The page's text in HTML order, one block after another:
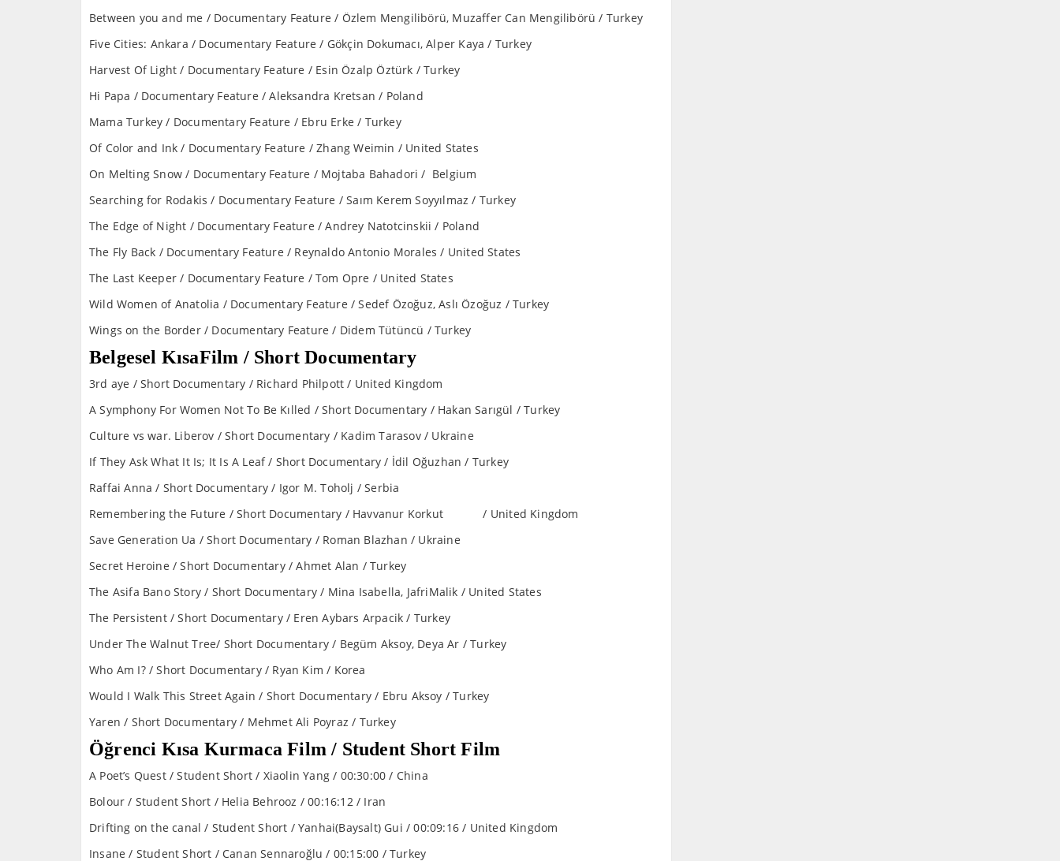
Between you and me / Documentary Feature / Özlem Mengilibörü, Muzaffer Can Mengilibörü / Turkey
Five Cities: Ankara / Documentary Feature / Gökçin Dokumacı, Alper Kaya / Turkey
Harvest Of Light / Documentary Feature / Esin Özalp Öztürk / Turkey
Hi Papa / Documentary Feature / Aleksandra Kretsan / Poland
Mama Turkey / Documentary Feature / Ebru Erke / Turkey
Of Color and Ink / Documentary Feature / Zhang Weimin / United States
On Melting Snow / Documentary Feature / Mojtaba Bahadori / Belgium
Searching for Rodakis / Documentary Feature / Saım Kerem Soyyılmaz / Turkey
The Edge of Night / Documentary Feature / Andrey Natotcinskii / Poland
The Fly Back / Documentary Feature / Reynaldo Antonio Morales / United States
The Last Keeper / Documentary Feature / Tom Opre / United States
Wild Women of Anatolia / Documentary Feature / Sedef Özoğuz, Aslı Özoğuz / Turkey
Wings on the Border / Documentary Feature / Didem Tütüncü / Turkey
Belgesel KısaFilm / Short Documentary
3rd aye / Short Documentary / Richard Philpott / United Kingdom
A Symphony For Women Not To Be Kılled / Short Documentary / Hakan Sarıgül / Turkey
Culture vs war. Liberov / Short Documentary / Kadim Tarasov / Ukraine
If They Ask What It Is; It Is A Leaf / Short Documentary / İdil Oğuzhan / Turkey
Raffai Anna / Short Documentary / Igor M. Toholj / Serbia
Remembering the Future / Short Documentary / Havvanur Korkut / United Kingdom
Save Generation Ua / Short Documentary / Roman Blazhan / Ukraine
Secret Heroine / Short Documentary / Ahmet Alan / Turkey
The Asifa Bano Story / Short Documentary / Mina Isabella, JafriMalik / United States
The Persistent / Short Documentary / Eren Aybars Arpacik / Turkey
Under The Walnut Tree/ Short Documentary / Begüm Aksoy, Deya Ar / Turkey
Who Am I? / Short Documentary / Ryan Kim / Korea
Would I Walk This Street Again / Short Documentary / Ebru Aksoy / Turkey
Yaren / Short Documentary / Mehmet Ali Poyraz / Turkey
Öğrenci Kısa Kurmaca Film / Student Short Film
A Poet’s Quest / Student Short / Xiaolin Yang / 00:30:00 / China
Bolour / Student Short / Helia Behrooz / 00:16:12 / Iran
Drifting on the canal / Student Short / Yanhai(Baysalt) Gui / 00:09:16 / United Kingdom
Insane / Student Short / Canan Sennaroğlu / 00:15:00 / Turkey